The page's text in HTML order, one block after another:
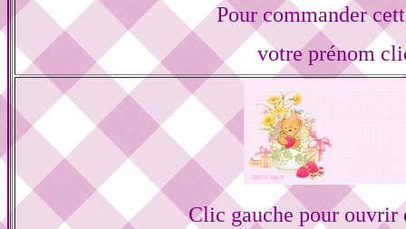
Pour commander
votre prénom
Clic gauche pour ouvrir